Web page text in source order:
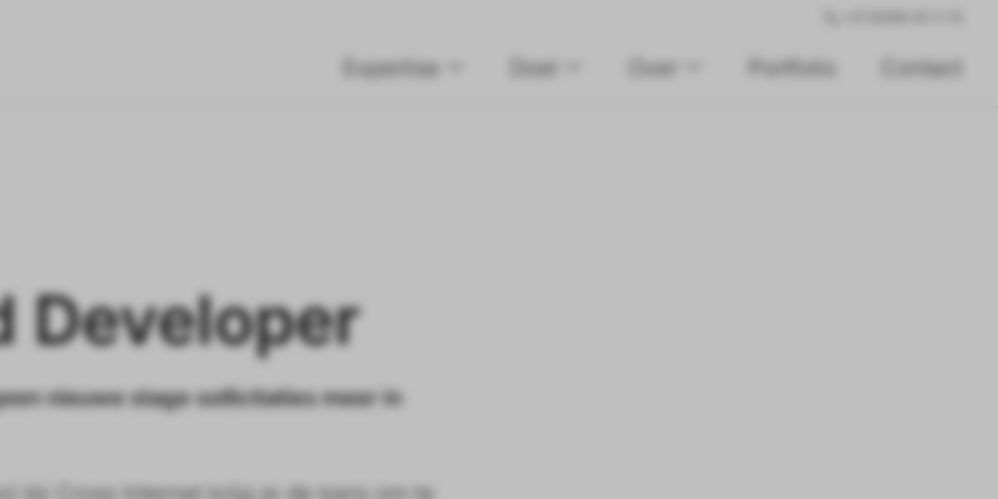
Expertise Doel Over Portfolio Contact
Developer
nieuwe stage sollicitaties meer in
bij Cross Internet krijg je de kans om te